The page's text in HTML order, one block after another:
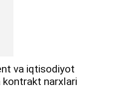
va iqtisodiyot
narxlari